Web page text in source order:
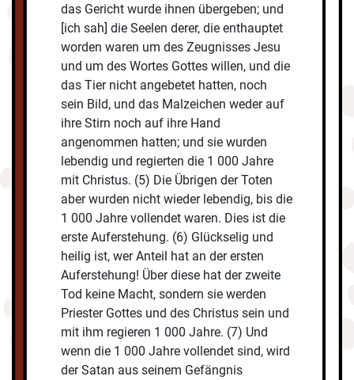
das Gericht wurde ihnen übergeben; und
[ich sah] die Seelen derer, die enthauptet
worden waren um des Zeugnisses Jesu
und um des Wortes Gottes willen, und die
das Tier nicht angebetet hatten, noch
sein Bild, und das Malzeichen weder auf
ihre Stirn noch auf ihre Hand
angenommen hatten; und sie wurden
lebendig und regierten die 1 000 Jahre
mit Christus. (5) Die Übrigen der Toten
aber wurden nicht wieder lebendig, bis die
1 000 Jahre vollendet waren. Dies ist die
erste Auferstehung. (6) Glückselig und
heilig ist, wer Anteil hat an der ersten
Auferstehung! Über diese hat der zweite
Tod keine Macht, sondern sie werden
Priester Gottes und des Christus sein und
mit ihm regieren 1 000 Jahre. (7) Und
wenn die 1 000 Jahre vollendet sind, wird
der Satan aus seinem Gefängnis